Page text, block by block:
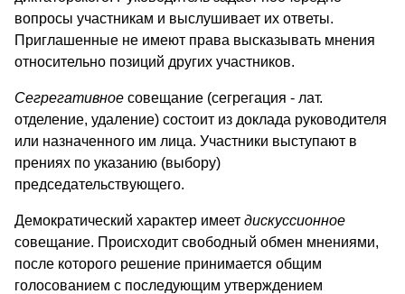
вопросы участникам и выслушивает их ответы.
Приглашенные не имеют права высказывать мнения
относительно позиций других участников.
Сегрегативное совещание (сегрегация - лат.
отделение, удаление) состоит из доклада руководителя
или назначенного им лица. Участники выступают в
прениях по указанию (выбору)
председательствующего.
Демократический характер имеет дискуссионное
совещание. Происходит свободный обмен мнениями,
после которого решение принимается общим
голосованием с последующим утверждением